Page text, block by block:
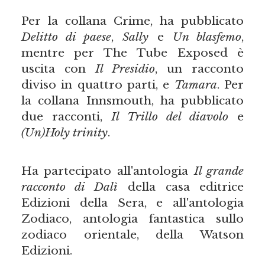
Per la collana Crime, ha pubblicato
Delitto di paese, Sally e Un blasfemo,
mentre per The Tube Exposed è
uscita conIl Presidio, un racconto
diviso in quattro parti, e Tamara. Per
la collana Innsmouth, ha pubblicato
due racconti,Il Trillo del diavolo e
(Un)Holy trinity.
Ha partecipato all'antologiaIl grande
racconto di Dalì della casa editrice
Edizioni della Sera, e all'antologia
Zodiaco, antologia fantastica sullo
zodiaco orientale, della Watson
Edizioni.